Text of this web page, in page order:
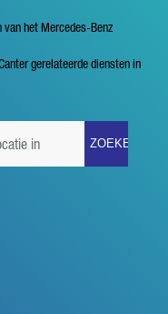
van het Mercedes-Benz
gerelateerde diensten in